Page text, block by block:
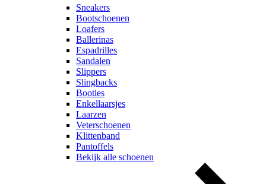
Sneakers
Bootschoenen
Loafers
Ballerinas
Espadrilles
Sandalen
Slippers
Slingbacks
Booties
Enkellaarsjes
Laarzen
Veterschoenen
Klittenband
Pantoffels
Bekijk alle schoenen